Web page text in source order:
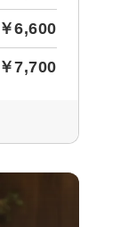
￥6,600
￥7,700